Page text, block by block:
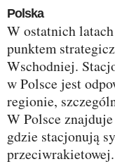
Polska
W ostatnich latach Polska stała się ważnym
punktem
Wschodniej.
w Polsce jest
regionie,
W Polsce
gdzie stacjonują
przeciwrakietowej.